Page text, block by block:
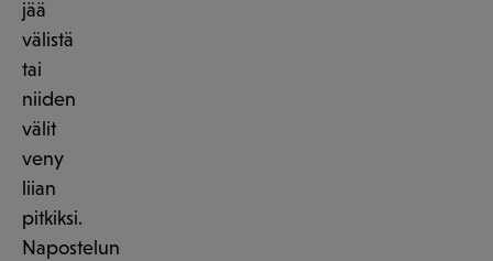
jää
välistä
tai
niiden
välit
veny
liian
pitkiksi.
Napostelun